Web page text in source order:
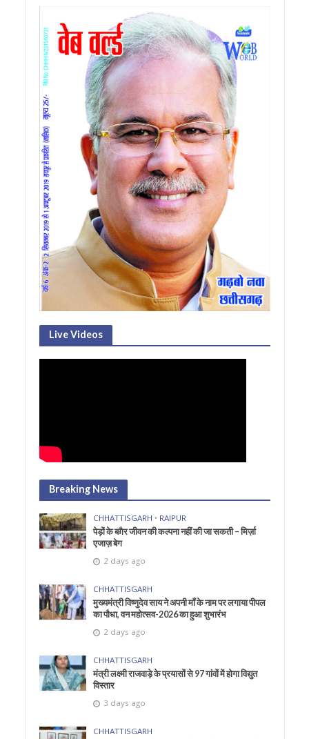
Live Videos
Breaking News
CHHATTISGARH • RAIPUR
पेड़ों के बग़ैर जीवन की कल्पना नहीं की जा सकती – मिर्ज़ा
एजाज़ बेग
2 days ago
CHHATTISGARH
मुख्यमंत्री विष्णुदेव साय ने अपनी माँ के नाम पर लगाया पीपल
का पौधा, वन महोत्सव-2026 का हुआ शुभारंभ
2 days ago
CHHATTISGARH
मंत्री लक्ष्मी राजवाड़े के प्रयासों से 97 गांवों में होगा विद्युत
विस्तार
3 days ago
CHHATTISGARH